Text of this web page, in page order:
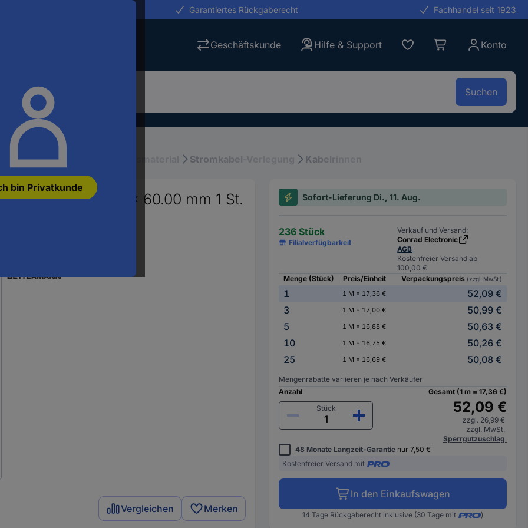
bin Privatkunde
Garantiertes Rückgaberecht Fachhandel seit 1923
Geschäftskunde Hilfe & Support Konto
Suchen
Elektroinstallationsmaterial Stromkabel-Verlegung Kabelrinnen
H) 3000 x 100.00 x 60.00 mm 1 St.
Vergleichen Merken
Sofort-Lieferung Di., 11. Aug.
236 Stück
Filialverfügbarkeit
Verkauf und Versand:
Conrad Electronic
AGB
Kostenfreier Versand ab
100,00 €
Menge (Stück)
Preis/Einheit Verpackungspreis (zzgl. MwSt.)
1 1 M = 17,36 €
52,09 €
3
1 M = 17,00 €
50,99 €
5
1 M = 16,88 €
50,63 €
10
1 M = 16,75 €
50,26 €
25
1 M = 16,69 € 50,08 €
Mengenrabatte variieren je nach Verkäufer
Anzahl
Stück
Gesamt (1 m = 17,36 €)
52,09 €
zzgl. 26,99 €
zzgl. MwSt.
Sperrgutzuschlag
48 Monate Langzeit-Garantie nur 7,50 €
Kostenfreier Versand mit
In den Einkaufswagen
14 Tage Rückgaberecht inklusive (30 Tage mit )